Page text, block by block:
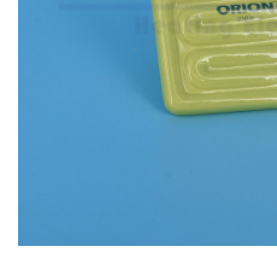
Rezistente electrice banda mica
Rezistente Ceramice
Rezistente electrice plate mica
Rezistentele tubulare flexibile
Rezistente electrice tubulara
Rezistenta cuptor